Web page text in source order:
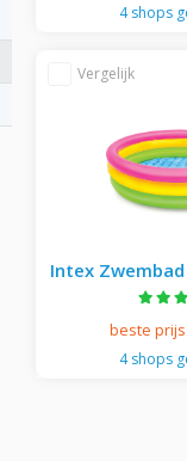
4 shops
Intex
Rings
beste prijs
4 shops